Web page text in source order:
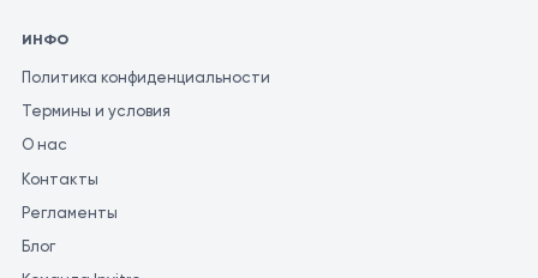
ИНФО
Политика конфиденциальности
Термины и условия
О нас
Контакты
Регламенты
Блог